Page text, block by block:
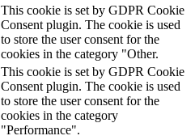
This cookie is set by GDPR Cookie
Consent plugin. The cookie is used
to store the user consent for the
cookies in the category "Other.
This cookie is set by GDPR Cookie
Consent plugin. The cookie is used
to store the user consent for the
cookies in the category
"Performance".